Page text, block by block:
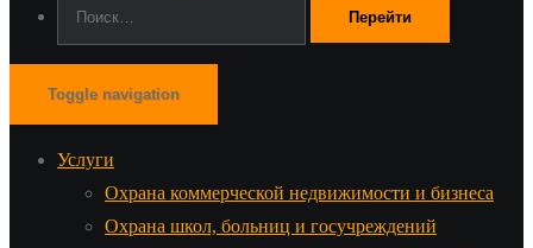
Toggle navigation
Услуги
Охрана коммерческой недвижимости и бизнеса
Охрана школ, больниц и госучреждений